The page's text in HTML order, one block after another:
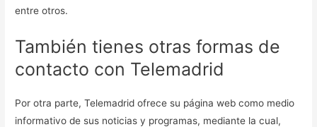
entre otros.
También tienes otras formas de
contacto con Telemadrid
Por otra parte, Telemadrid ofrece su página web como medio
informativo de sus noticias y programas, mediante la cual,